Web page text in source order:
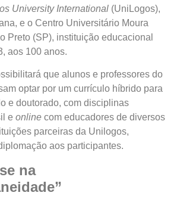
University International (UniLogos),
e o Centro Universitário Moura
Preto (SP), instituição educacional
aos 100 anos.
que alunos e professores do
optar por um currículo híbrido para
e doutorado, com disciplinas
e online com educadores de diversos
parceiras da Unilogos,
aos participantes.
na